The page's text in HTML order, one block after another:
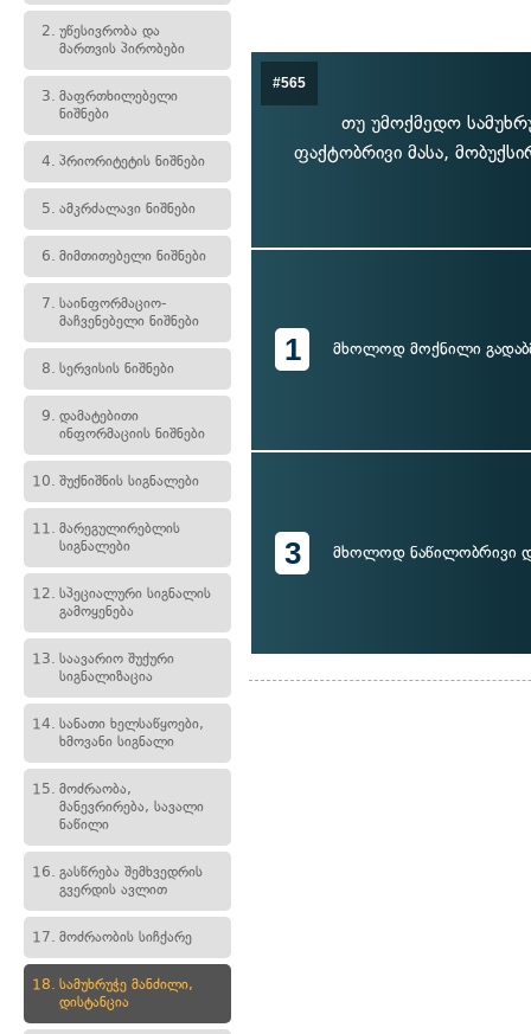
2. უწესივრობა და
მართვის პირობები
3. მაფრთხილებელი
ნიშნები
4. პრიორიტეტის ნიშნები
5. ამკრძალავი ნიშნები
6. მიმთითებელი ნიშნები
7. საინფორმაციო-
მაჩვენებელი ნიშნები
8. სერვისის ნიშნები
9. დამატებითი
ინფორმაციის ნიშნები
10. შუქნიშნის სიგნალები
11. მარეგულირებლის
სიგნალები
12. სპეციალური სიგნალის
გამოყენება
13. საავარიო შუქური
სიგნალიზაცია
14. სანათი ხელსაწყოები,
ხმოვანი სიგნალი
15. მოძრაობა,
მანევრირება, სავალი
ნაწილი
16. გასწრება შემხვედრის
გვერდის ავლით
17. მოძრაობის სიჩქარე
18. სამუხრუჭე მანძილი,
დისტანცია
#565
თუ უმოქმედო
ფაქტობრივი მასა,
1 მხოლოდ მოქნილი
3 მხოლოდ ნაწილობრივი